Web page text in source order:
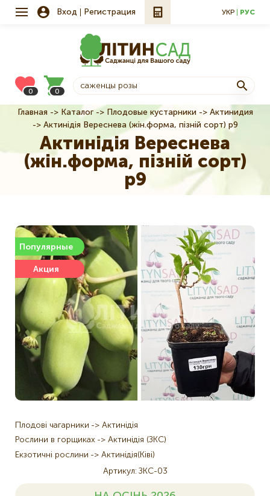
Вход Регистрация УКР РУС
0 0
Строка
навигации
Главная Каталог Плодовые кустарники
Актинидия
Актинідія Вереснева (жін.форма, пізній сорт) р9
Актинідія Вереснева
(жін.форма, пізній сорт)
р9
Популярные
Акция
Плодові чагарники
Актинідія
Рослини в горщиках
Актинідія (ЗКС)
Екзотичні рослини
Актинідія(Ківі)
Артикул ЗКС-03